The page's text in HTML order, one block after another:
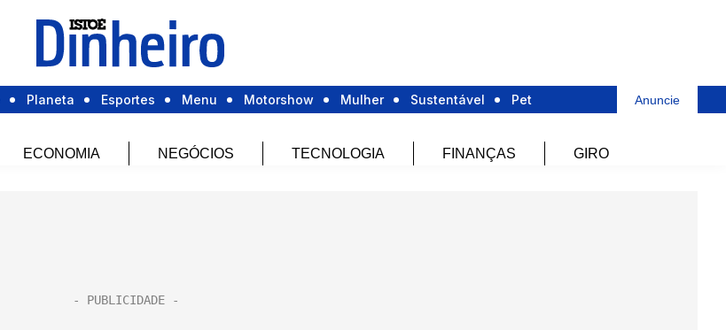
Planeta Esportes Menu Motorshow Mulher Sustentável Pet Anuncie
ECONOMIA NEGÓCIOS TECNOLOGIA FINANÇAS GIRO